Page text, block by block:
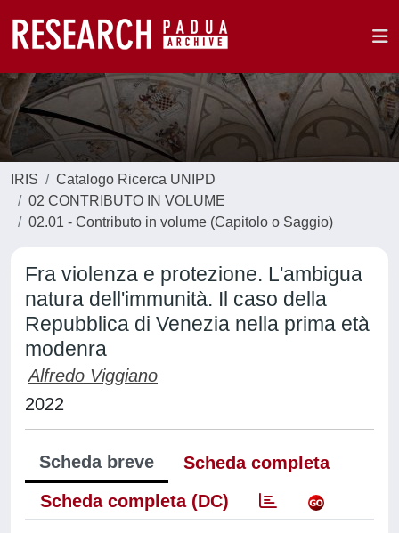
IRIS
Catalogo Ricerca UNIPD
02 CONTRIBUTO IN VOLUME
02.01 - Contributo in volume (Capitolo o Saggio)
Fra violenza e protezione. L'ambigua
natura dell'immunità. Il caso della
Repubblica di Venezia nella prima età
modenra
Alfredo Viggiano
2022
Scheda breve
Scheda completa
Scheda completa (DC)